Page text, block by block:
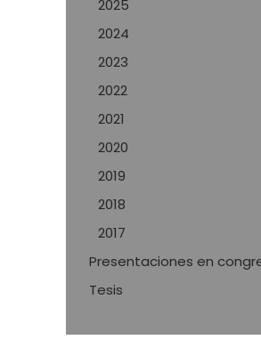
2025
2024
2023
2022
2021
2020
2019
2018
2017
Presentaciones en
Tesis